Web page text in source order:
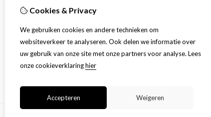
Informatie
Cookies & Privacy
We gebruiken cookies en andere technieken om
websiteverkeer te analyseren. Ook delen we informatie over
uw gebruik van onze site met onze partners voor analyse. Lees
onze cookieverklaringhier
Accepteren Weigeren